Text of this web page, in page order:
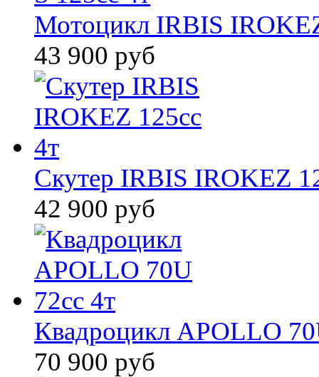
Мотоцикл IRBIS
43 900 руб
Скутер IRBIS IROKEZ
42 900 руб
Квадроцикл APOLLO
70 900 руб